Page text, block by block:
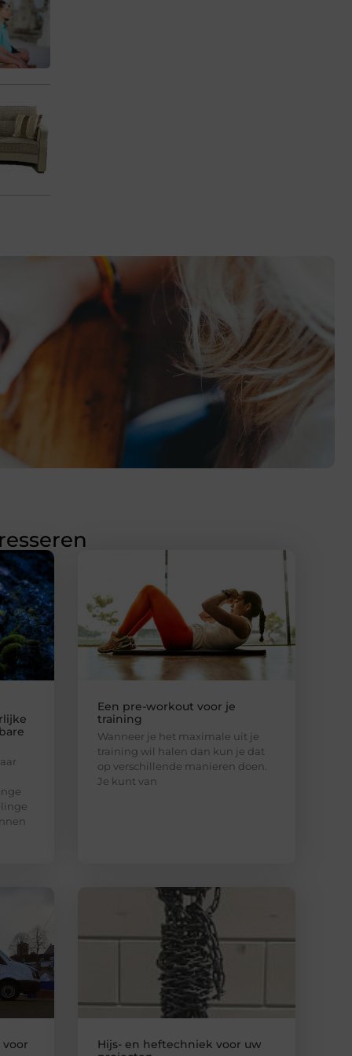
Een pre-workout voor je
training
Wanneer je het maximale uit je
training wil halen dan kun je dat
op verschillende manieren doen.
Je kunt van
Hijs- en heftechniek voor uw